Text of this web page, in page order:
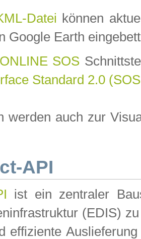
Datei können
Google Earth
SOS
Standard 2.0
werden auch zur
API
ist ein zentraler
(EDIS)
effiziente